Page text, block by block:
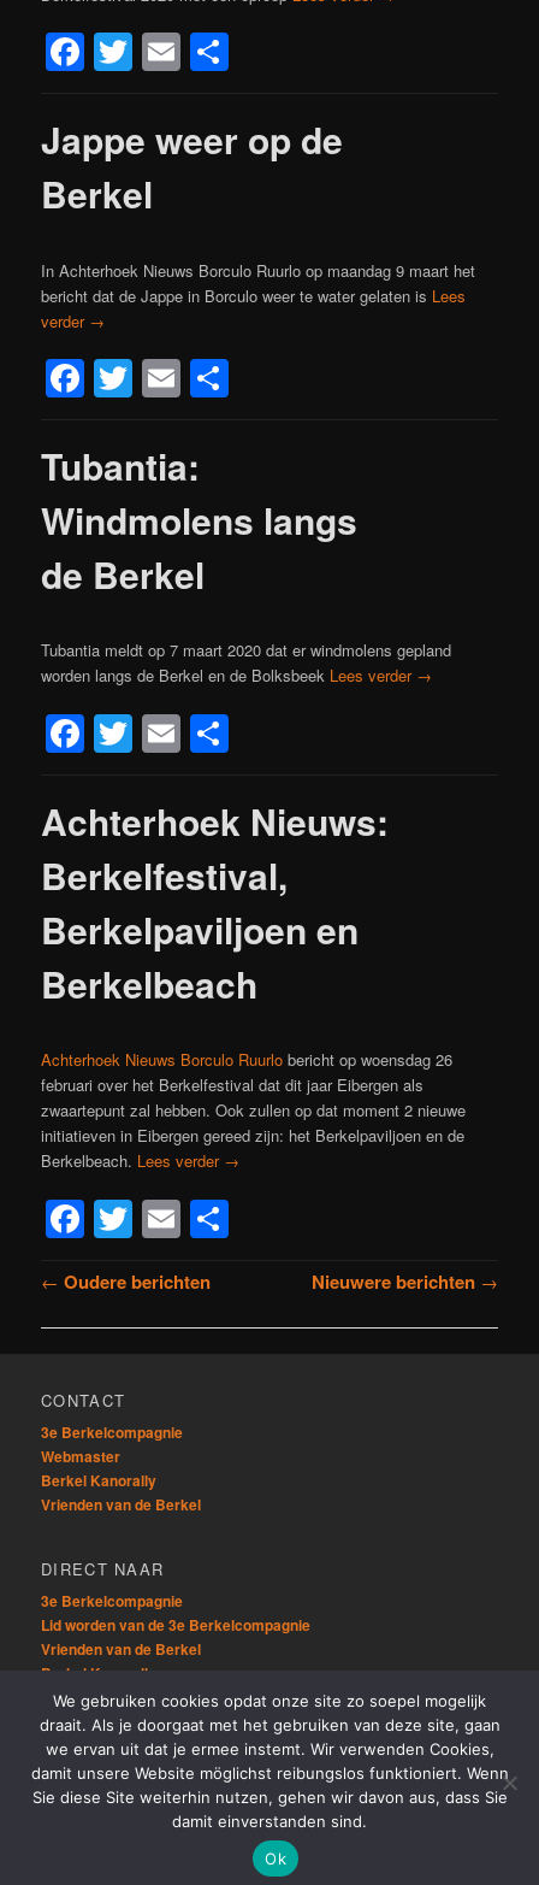
Facebook
Twitter
Email
Jappe weer op de
Berkel
In Achterhoek Nieuws Borculo Ruurlo op maandag 9 maart het
bericht dat de Jappe in Borculo weer te water gelaten is Lees
verder →
Facebook
Twitter
Email
Tubantia:
Windmolens langs
de Berkel
Tubantia meldt op 7 maart 2020 dat er windmolens gepland
worden langs de Berkel en de Bolksbeek Lees verder →
Facebook
Twitter
Email
Achterhoek Nieuws:
Berkelfestival,
Berkelpaviljoen en
Berkelbeach
Achterhoek Nieuws Borculo Ruurlo bericht op woensdag 26
februari over het Berkelfestival dat dit jaar Eibergen als
zwaartepunt zal hebben. Ook zullen op dat moment 2 nieuwe
initiatieven in Eibergen gereed zijn: het Berkelpaviljoen en de
Berkelbeach. Lees verder →
Facebook
Twitter
Email
Bericht
← Oudere berichten Nieuwere berichten →
CONTACT
3e Berkelcompagnie
Webmaster
Berkel Kanorally
Vrienden van de Berkel
DIRECT NAAR
3e Berkelcompagnie
Lid worden van de 3e Berkelcompagnie
Vrienden van de Berkel
Berkel Kanorally
OVERIG
Sitemap
Links
We gebruiken cookies opdat onze site zo soepel mogelijk
draait. Als je doorgaat met het gebruiken van deze site, gaan
we ervan uit dat je ermee instemt. Wir verwenden Cookies,
damit unsere Website möglichst reibungslos funktioniert. Wenn
Sie diese Site weiterhin nutzen, gehen wir davon aus, dass Sie
damit einverstanden sind.
Ok